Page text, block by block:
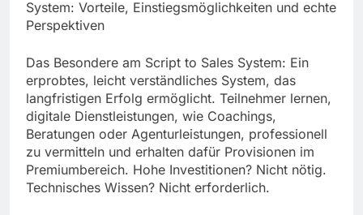
System: Vorteile, Einstiegsmöglichkeiten und echte
Perspektiven
Das Besondere am Script to Sales System: Ein
erprobtes, leicht verständliches System, das
langfristigen Erfolg ermöglicht. Teilnehmer lernen,
digitale Dienstleistungen, wie Coachings,
Beratungen oder Agenturleistungen, professionell
zu vermitteln und erhalten dafür Provisionen im
Premiumbereich. Hohe Investitionen? Nicht nötig.
Technisches Wissen? Nicht erforderlich.